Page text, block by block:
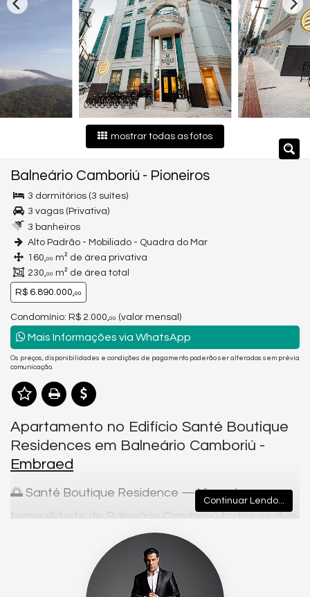
mostrar todas as fotos
Balneário Camboriú - Pioneiros
3 dormitórios (3 suítes)
3 vagas (Privativa)
3 banheiros
Alto Padrão - Mobiliado - Quadra do Mar
160,00 m² de área privativa
230,00 m² de área total
R$ 6.890.000,00
Condomínio: R$ 2.000, 00 (valor mensal)
Mais Informações via WhatsApp
Os preços, disponibilidades e condições de pagamento poderão ser alterados sem prévia
comunicação.
Apartamento no Edifício Santé Boutique
Residences em Balneário Camboriú -
Embraed
🌅 Santé Boutique Residence — Viva o luxo e a
tranquilidade de Balneário Camboriú todos os dias
Santé Boutique Residence é viver o equilíbrio perfeito
entre sofisticação, conforto e exclusividade. Localizado na
Barra Norte, uma das regiões mais valorizadas de
, o empreendimento daEmbraed
é sinônimo de
elegância e qualidade de vida, a poucos metros do mar.
Continuar Lendo...